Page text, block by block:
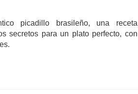
picadillo brasileño, una receta
secretos para un plato perfecto, con